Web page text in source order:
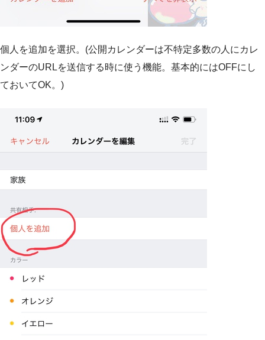
個人を追加を選択。(公開カレンダーは不特定多数の人にカレ
ンダーのURLを送信する時に使う機能。基本的にはOFFにし
ておいてOK。)